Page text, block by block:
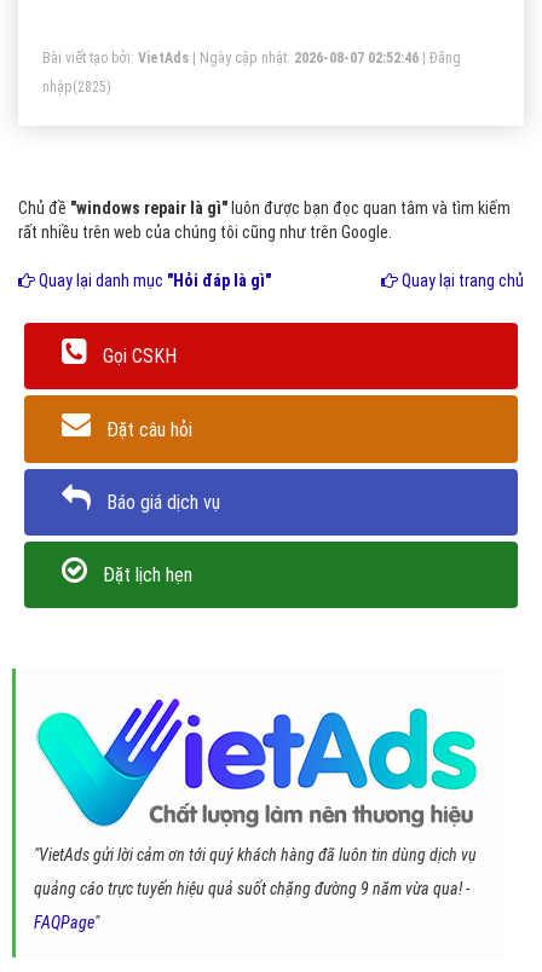
Bài viết tạo bởi: VietAds | Ngày cập nhật: 2026-08-07 02:52:46
Đăng
nhập(2825)
Chủ đề "windows repair là gì" luôn được bạn đọc quan tâm và tìm kiếm
rất nhiều trên web của chúng tôi cũng như trên Google.
Quay lại danh mục "Hỏi đáp là gì" Quay lại trang chủ
Gọi CSKH
Đặt câu hỏi
Báo giá dịch vụ
Đặt lịch hẹn
"VietAds gửi lời cảm ơn tới quý khách hàng đã luôn tin dùng dịch vụ
quảng cáo trực tuyến hiệu quả suốt chặng đường 9 năm vừa qua! -
FAQPage"